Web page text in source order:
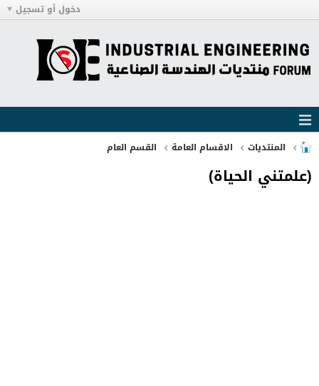
دخول أو تسجيل
المنتديات الاقسام العامة القسم العام
(علمتني الحياة)